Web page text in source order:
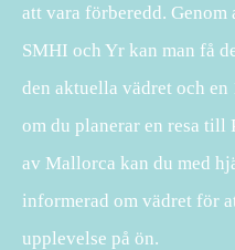
att vara förberedd.
SMHI och Yr kan man få
den aktuella vädret och en
om du planerar en resa till
av Mallorca kan du med
informerad om vädret för
upplevelse på ön.